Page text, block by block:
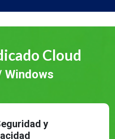
Cloud
Windows
CLOUD